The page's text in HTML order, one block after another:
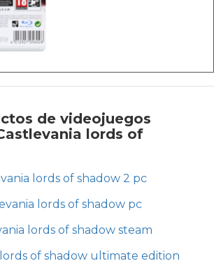
de videojuegos
lords of
lords of shadow 2 pc
lords of shadow pc
lords of shadow steam
of shadow ultimate edition